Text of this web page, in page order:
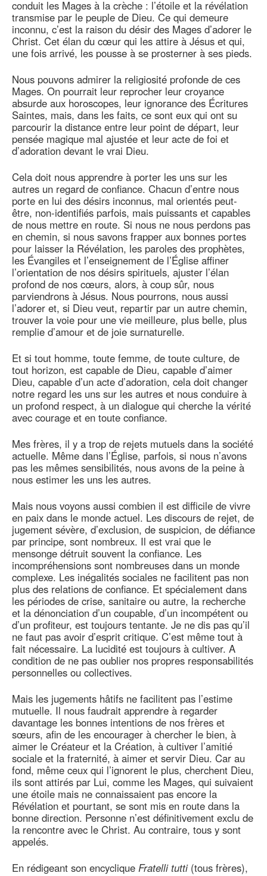
conduit les Mages à la crèche : l’étoile et la révélation
transmise par le peuple de Dieu. Ce qui demeure
inconnu, c’est la raison du désir des Mages d’adorer le
Christ. Cet élan du cœur qui les attire à Jésus et qui,
une fois arrivé, les pousse à se prosterner à ses pieds.
Nous pouvons admirer la religiosité profonde de ces
Mages. On pourrait leur reprocher leur croyance
absurde aux horoscopes, leur ignorance des Écritures
Saintes, mais, dans les faits, ce sont eux qui ont su
parcourir la distance entre leur point de départ, leur
pensée magique mal ajustée et leur acte de foi et
d’adoration devant le vrai Dieu.
Cela doit nous apprendre à porter les uns sur les
autres un regard de confiance. Chacun d’entre nous
porte en lui des désirs inconnus, mal orientés peut-
être, non-identifiés parfois, mais puissants et capables
de nous mettre en route. Si nous ne nous perdons pas
en chemin, si nous savons frapper aux bonnes portes
pour laisser la Révélation, les paroles des prophètes,
les Évangiles et l’enseignement de l’Église affiner
l’orientation de nos désirs spirituels, ajuster l’élan
profond de nos cœurs, alors, à coup sûr, nous
parviendrons à Jésus. Nous pourrons, nous aussi
l’adorer et, si Dieu veut, repartir par un autre chemin,
trouver la voie pour une vie meilleure, plus belle, plus
remplie d’amour et de joie surnaturelle.
Et si tout homme, toute femme, de toute culture, de
tout horizon, est capable de Dieu, capable d’aimer
Dieu, capable d’un acte d’adoration, cela doit changer
notre regard les uns sur les autres et nous conduire à
un profond respect, à un dialogue qui cherche la vérité
avec courage et en toute confiance.
Mes frères, il y a trop de rejets mutuels dans la société
actuelle. Même dans l’Église, parfois, si nous n’avons
pas les mêmes sensibilités, nous avons de la peine à
nous estimer les uns les autres.
Mais nous voyons aussi combien il est difficile de vivre
en paix dans le monde actuel. Les discours de rejet, de
jugement sévère, d’exclusion, de suspicion, de défiance
par principe, sont nombreux. Il est vrai que le
mensonge détruit souvent la confiance. Les
incompréhensions sont nombreuses dans un monde
complexe. Les inégalités sociales ne facilitent pas non
plus des relations de confiance. Et spécialement dans
les périodes de crise, sanitaire ou autre, la recherche
et la dénonciation d’un coupable, d’un incompétent ou
d’un profiteur, est toujours tentante. Je ne dis pas qu’il
ne faut pas avoir d’esprit critique. C’est même tout à
fait nécessaire. La lucidité est toujours à cultiver. A
condition de ne pas oublier nos propres responsabilités
personnelles ou collectives.
Mais les jugements hâtifs ne facilitent pas l’estime
mutuelle. Il nous faudrait apprendre à regarder
davantage les bonnes intentions de nos frères et
sœurs, afin de les encourager à chercher le bien, à
aimer le Créateur et la Création, à cultiver l’amitié
sociale et la fraternité, à aimer et servir Dieu. Car au
fond, même ceux qui l’ignorent le plus, cherchent Dieu,
ils sont attirés par Lui, comme les Mages, qui suivaient
une étoile mais ne connaissaient pas encore la
Révélation et pourtant, se sont mis en route dans la
bonne direction. Personne n’est définitivement exclu de
la rencontre avec le Christ. Au contraire, tous y sont
appelés.
En rédigeant son encyclique Fratelli tutti(tous frères),